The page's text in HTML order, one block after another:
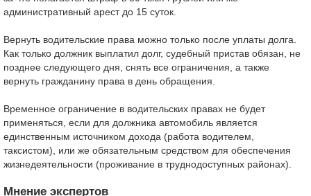
административный арест до 15 суток.
Вернуть водительские права можно только после уплаты долга.
Как только должник выплатил долг, судебный пристав обязан, не
позднее следующего дня, снять все ограничения, а также
вернуть гражданину права в день обращения.
Временное ограничение в водительских правах не будет
применяться, если для должника автомобиль является
единственным источником дохода (работа водителем,
таксистом), или же обязательным средством для обеспечения
жизнедеятельности (проживание в труднодоступных районах).
Мнение экспертов